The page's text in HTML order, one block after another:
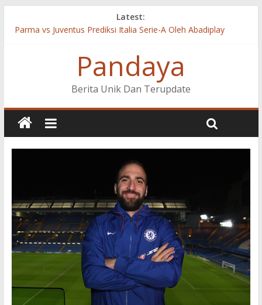
Latest:
Parma vs Juventus Prediksi Italia Serie-A Oleh Abadiplay
Celta Vigo vs Valencia Prediksi LaLiga Santander Oleh
Real Madrid vs Valladolid Prediksi LaLiga Santander Oleh
Fiorentina vs Napoli Prediksi Italia Serie-A Oleh Abadiplay
Pandaya
Berita Unik Dan Terupdate